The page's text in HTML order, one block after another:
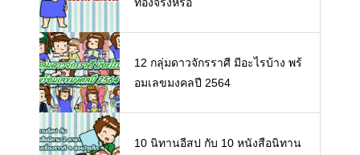
12 กลุ่มดาวจักรราศี มีอะไรบ้าง พร้
อมเลขมงคลปี 2564
10 นิทานอีสป กับ 10 หนังสือนิทาน